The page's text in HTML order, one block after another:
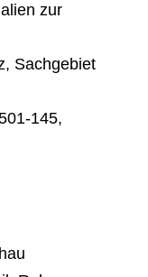
zur
Sachgebiet
145,